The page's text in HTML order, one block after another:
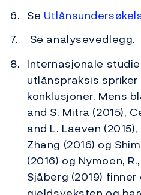
Se
Se analysevedlegg.
Internasjonale
utlånspraksis
konklusjoner. Mens
and S. Mitra (2015),
and L. Laeven
Zhang (2016) og
(2016) og Nymoen,
Sjåberg (2019)